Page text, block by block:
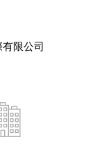
限公司